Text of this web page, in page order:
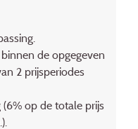
de opgegeven
2 prijsperiodes
(6% op de totale prijs